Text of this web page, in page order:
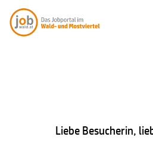
Liebe Besucherin,